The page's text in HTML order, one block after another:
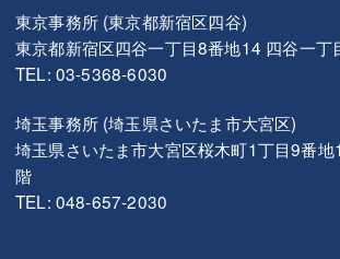
東京事務所 (東京都新宿区四谷)
東京都新宿区四谷一丁目8番地14 四谷一丁
TEL: 03-5368-6030
埼玉事務所 (埼玉県さいたま市大宮区)
埼玉県さいたま市大宮区桜木町1丁目9番
階
TEL: 048-657-2030